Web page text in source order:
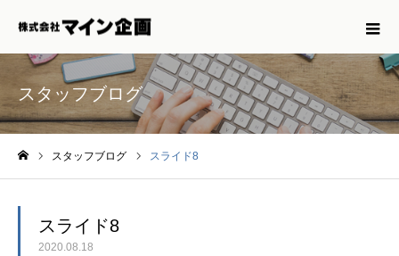
スタッフブログ
スタッフブログ スライド8
スライド8
2020.08.18